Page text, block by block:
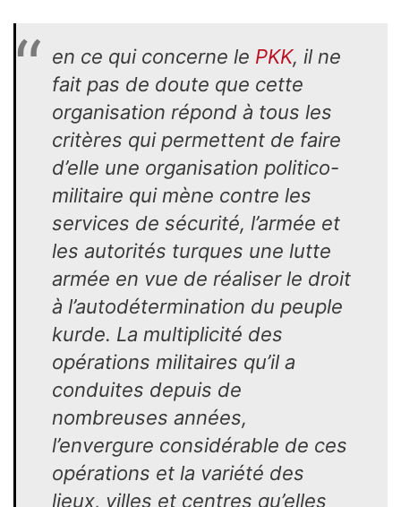
en ce qui concerne le PKK, il ne
fait pas de doute que cette
organisation répond à tous les
critères qui permettent de faire
d’elle une organisation politico-
militaire qui mène contre les
services de sécurité, l’armée et
les autorités turques une lutte
armée en vue de réaliser le droit
à l’autodétermination du peuple
kurde. La multiplicité des
opérations militaires qu’il a
conduites depuis de
nombreuses années,
l’envergure considérable de ces
opérations et la variété des
lieux, villes et centres qu’elles